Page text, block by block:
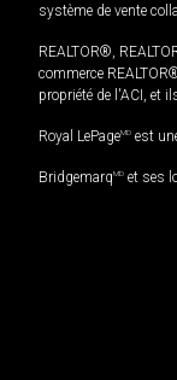
système de vente
REALTOR®,
commerce
propriété de l'ACI, et
Royal LePageMD est
BridgemarqMD et ses